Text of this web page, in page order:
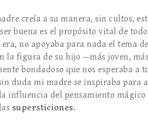
creía a su manera, sin cultos,
buena es el propósito vital de
no apoyaba para nada el tema
la figura de su hijo —más joven,
bondadoso que nos esperaba a
duda mi madre se inspiraba para
influencia del pensamiento mágico
supersticiones.